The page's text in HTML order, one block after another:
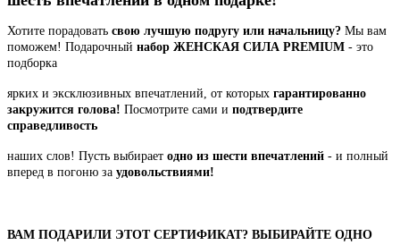
Хотите порадовать свою лучшую подругу или начальницу? Мы вам
поможем! Подарочный набор ЖЕНСКАЯ СИЛА PREMIUM - это
подборка
ярких и эксклюзивных впечатлений, от которых гарантированно
закружится голова! Посмотрите сами и подтвердите
справедливость
наших слов! Пусть выбирает одно из шести впечатлений - и полный
вперед в погоню за удовольствиями!
ВАМ ПОДАРИЛИ ЭТОТ СЕРТИФИКАТ? ВЫБИРАЙТЕ ОДНО